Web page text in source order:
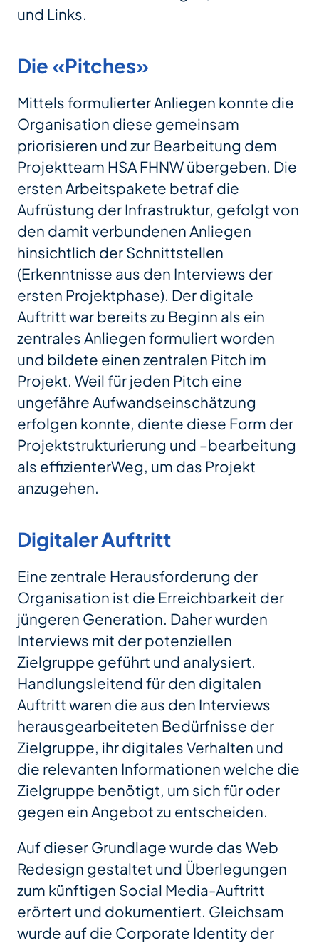
und Links.
Die «Pitches»
Mittels formulierter Anliegen konnte die
Organisation diese gemeinsam
priorisieren und zur Bearbeitung dem
Projektteam HSA FHNW übergeben. Die
ersten Arbeitspakete betraf die
Aufrüstung der Infrastruktur, gefolgt von
den damit verbundenen Anliegen
hinsichtlich der Schnittstellen
(Erkenntnisse aus den Interviews der
ersten Projektphase). Der digitale
Auftritt war bereits zu Beginn als ein
zentrales Anliegen formuliert worden
und bildete einen zentralen Pitch im
Projekt. Weil für jeden Pitch eine
ungefähre Aufwandseinschätzung
erfolgen konnte, diente diese Form der
Projektstrukturierung und –bearbeitung
als effizienterWeg, um das Projekt
anzugehen.
Digitaler Auftritt
Eine zentrale Herausforderung der
Organisation ist die Erreichbarkeit der
jüngeren Generation. Daher wurden
Interviews mit der potenziellen
Zielgruppe geführt und analysiert.
Handlungsleitend für den digitalen
Auftritt waren die aus den Interviews
herausgearbeiteten Bedürfnisse der
Zielgruppe, ihr digitales Verhalten und
die relevanten Informationen welche die
Zielgruppe benötigt, um sich für oder
gegen ein Angebot zu entscheiden.
Auf dieser Grundlage wurde das Web
Redesign gestaltet und Überlegungen
zum künftigen Social Media-Auftritt
erörtert und dokumentiert. Gleichsam
wurde auf die Corporate Identity der